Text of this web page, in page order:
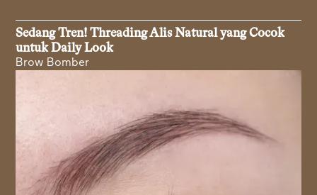
Sedang Tren! Threading Alis Natural yang Cocok
untuk Daily Look
Brow Bomber